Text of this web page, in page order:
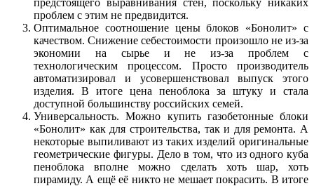
предстоящего выравнивания стен, поскольку никаких
проблем с этим не предвидится.
Оптимальное соотношение цены блоков «Бонолит» с
качеством. Снижение себестоимости произошло не из-за
экономии на сырье и не из-за проблем с
технологическим процессом. Просто производитель
автоматизировал и усовершенствовал выпуск этого
изделия. В итоге цена пеноблока за штуку и стала
доступной большинству российских семей.
Универсальность. Можно купить газобетонные блоки
«Бонолит» как для строительства, так и для ремонта. А
некоторые выпиливают из таких изделий оригинальные
геометрические фигуры. Дело в том, что из одного куба
пеноблока вполне можно сделать хоть шар, хоть
пирамиду. А ещё её никто не мешает покрасить. В итоге